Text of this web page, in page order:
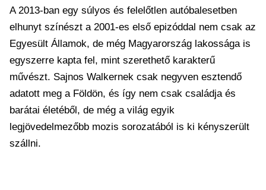
A 2013-ban egy súlyos és felelőtlen autóbalesetben
elhunyt színészt a 2001-es első epizóddal nem csak az
Egyesült Államok, de még Magyarország lakossága is
egyszerre kapta fel, mint szerethető karakterű
művészt. Sajnos Walkernek csak negyven esztendő
adatott meg a Földön, és így nem csak családja és
barátai életéből, de még a világ egyik
legjövedelmezőbb mozis sorozatából is ki kényszerült
szállni.